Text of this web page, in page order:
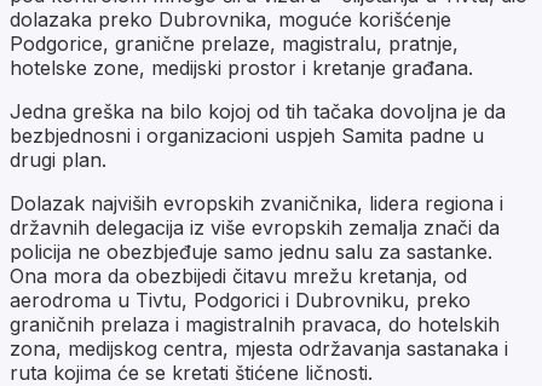
dolazaka preko Dubrovnika, moguće korišćenje
Podgorice, granične prelaze, magistralu, pratnje,
hotelske zone, medijski prostor i kretanje građana.
Jedna greška na bilo kojoj od tih tačaka dovoljna je da
bezbjednosni i organizacioni uspjeh Samita padne u
drugi plan.
Dolazak najviših evropskih zvaničnika, lidera regiona i
državnih delegacija iz više evropskih zemalja znači da
policija ne obezbjeđuje samo jednu salu za sastanke.
Ona mora da obezbijedi čitavu mrežu kretanja, od
aerodroma u Tivtu, Podgorici i Dubrovniku, preko
graničnih prelaza i magistralnih pravaca, do hotelskih
zona, medijskog centra, mjesta održavanja sastanaka i
ruta kojima će se kretati štićene ličnosti.